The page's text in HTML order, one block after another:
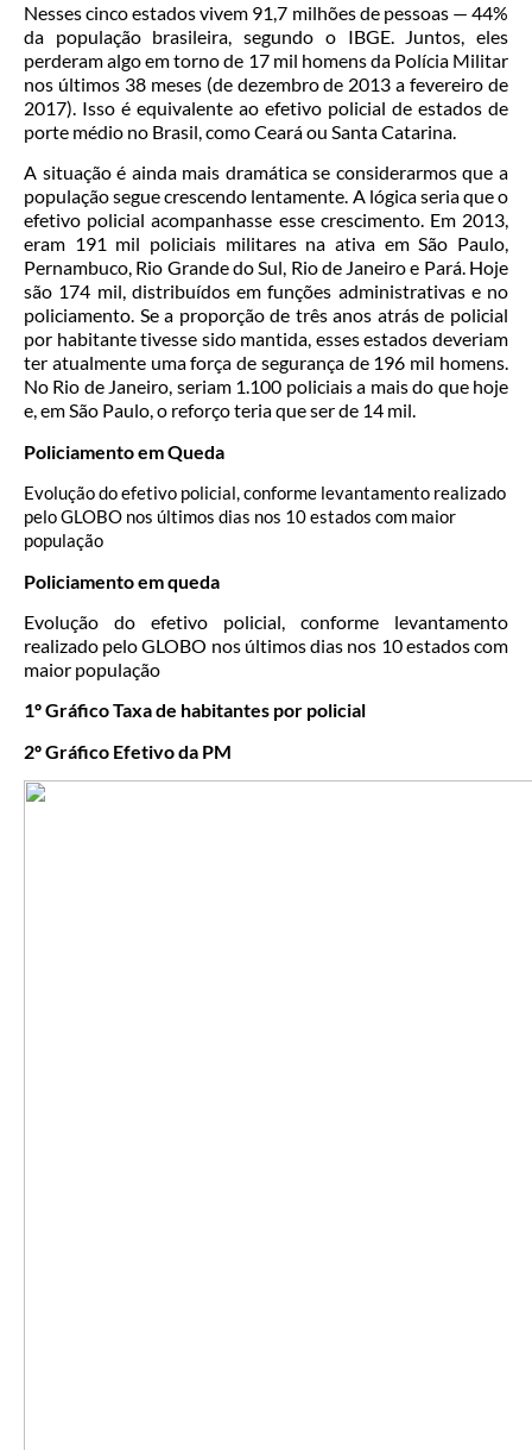
Nesses cinco estados vivem 91,7 milhões de pessoas — 44%
da população brasileira, segundo o IBGE. Juntos, eles
perderam algo em torno de 17 mil homens da Polícia Militar
nos últimos 38 meses (de dezembro de 2013 a fevereiro de
2017). Isso é equivalente ao efetivo policial de estados de
porte médio no Brasil, como Ceará ou Santa Catarina.
A situação é ainda mais dramática se considerarmos que a
população segue crescendo lentamente. A lógica seria que o
efetivo policial acompanhasse esse crescimento. Em 2013,
eram 191 mil policiais militares na ativa em São Paulo,
Pernambuco, Rio Grande do Sul, Rio de Janeiro e Pará. Hoje
são 174 mil, distribuídos em funções administrativas e no
policiamento. Se a proporção de três anos atrás de policial
por habitante tivesse sido mantida, esses estados deveriam
ter atualmente uma força de segurança de 196 mil homens.
No Rio de Janeiro, seriam 1.100 policiais a mais do que hoje
e, em São Paulo, o reforço teria que ser de 14 mil.
Policiamento em Queda
Evolução do efetivo policial, conforme levantamento realizado
pelo GLOBO nos últimos dias nos 10 estados com maior
população
Policiamento em queda
Evolução do efetivo policial, conforme levantamento
realizado pelo GLOBO nos últimos dias nos 10 estados com
maior população
1º Gráfico Taxa de habitantes por policial
2º Gráfico Efetivo da PM